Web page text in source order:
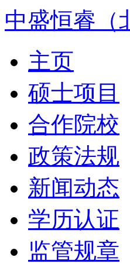
中盛恒睿（
主页
硕士项目
合作院校
政策法规
新闻动态
学历认证
监管规章